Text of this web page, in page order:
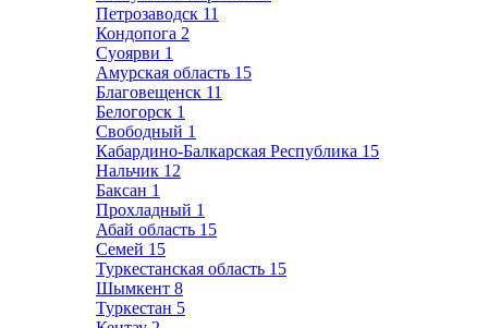
Петрозаводск 11
Кондопога 2
Суоярви 1
Амурская область 15
Благовещенск 11
Белогорск 1
Свободный 1
Кабардино-Балкарская Республика 15
Нальчик 12
Баксан 1
Прохладный 1
Абай область 15
Семей 15
Туркестанская область 15
Шымкент 8
Туркестан 5